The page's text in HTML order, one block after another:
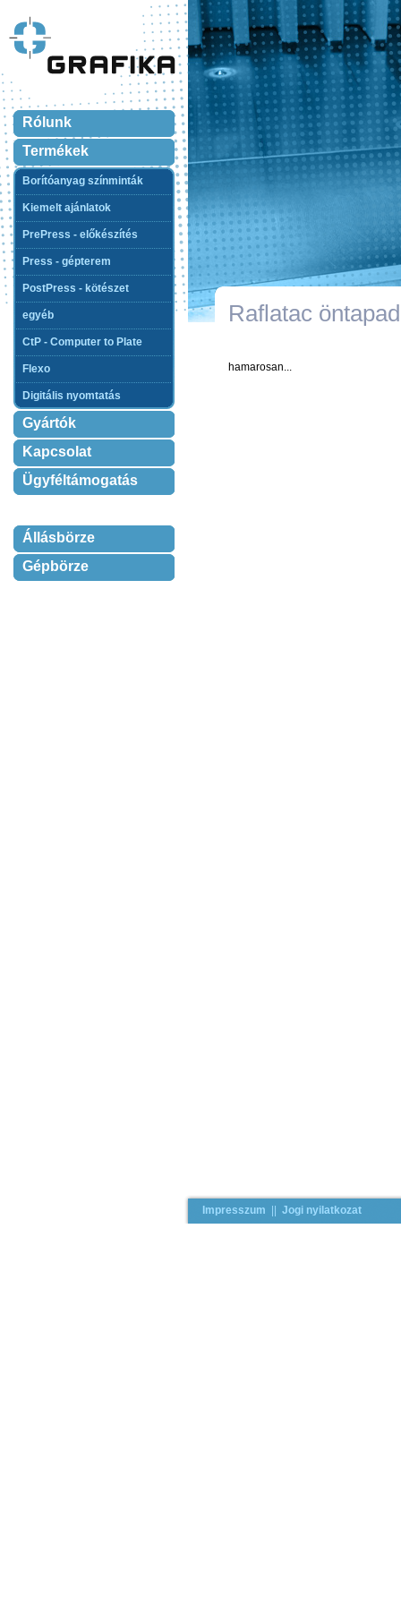
Raflatac
hamarosan...
Impresszum || Jogi nyilatkozat
Rólunk
Termékek
Borítóanyag színminták
Kiemelt ajánlatok
PrePress - előkészítés
Press - gépterem
PostPress - kötészet
egyéb
CtP - Computer to Plate
Flexo
Digitális nyomtatás
Gyártók
Kapcsolat
Ügyféltámogatás
Állásbörze
Gépbörze